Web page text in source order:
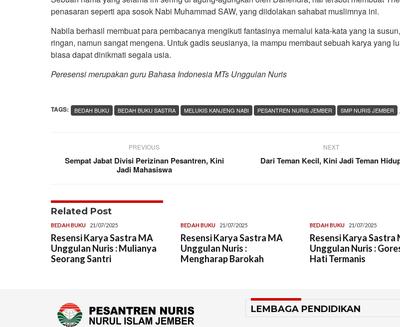
penasaran seperti apa sosok Nabi Muhammad SAW, yang diidolakan sahabat muslimnya ini.
Nabila berhasil membuat para pembacanya mengikuti fantasinya memalui kata-kata yang ia susun,
ringan, namun sangat mengena. Untuk gadis seusianya, ia mampu membaut sebuah karya yang
biasa dapat dinikmati segala usia.
Peresensi merupakan guru Bahasa Indonesia MTs Unggulan Nuris
TAGS: ,
BEDAH BUKU BEDAH BUKU SASTRA MELUKIS KANJENG NABI PESANTREN NURIS JEMBER SMP NURIS JEMBER
PREVIOUS
Sempat Jabat Divisi Perizinan Pesantren, Kini
Jadi Mahasiswa
NEXT
Dari Teman Kecil, Kini Jadi Teman
Related Post
BEDAH BUKU 21/07/2025
Resensi Karya Sastra MA
Unggulan Nuris : Mulianya
Seorang Santri
BEDAH BUKU 21/07/2025
Resensi Karya Sastra MA
Unggulan Nuris :
Mengharap Barokah
BEDAH BUKU 21/07/2025
Resensi Karya Sastra
Unggulan Nuris :
Hati Termanis
LEMBAGA PENDIDIKAN